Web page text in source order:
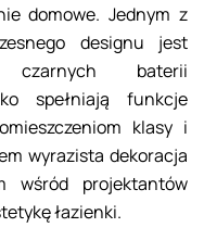
domowe. Jednym z
designu jest
czarnych baterii
spełniają funkcje
klasy i
wyrazista dekoracja
wśród projektantów
łazienki.